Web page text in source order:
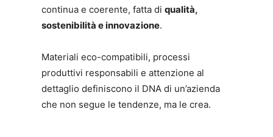
continua e coerente, fatta di qualità,
sostenibilità e innovazione.
Materiali eco-compatibili, processi
produttivi responsabili e attenzione al
dettaglio definiscono il DNA di un’azienda
che non segue le tendenze, ma le crea.